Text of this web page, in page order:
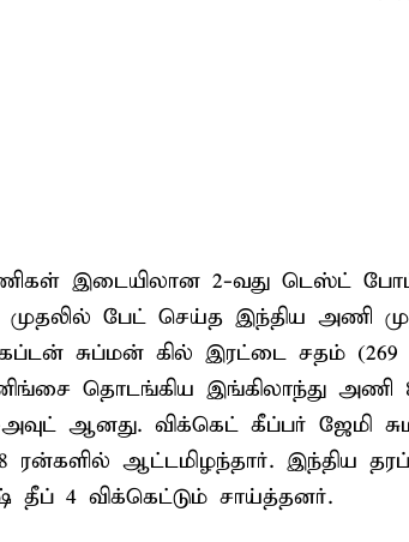
இடையிலான 2-வது டெஸ்ட்
முதலில் பேட் செய்த இந்திய அணி
சுப்மன் கில் இரட்டை சதம்
தொடங்கிய இங்கிலாந்து அணி
ஆனது. விக்கெட் கீப்பர் ஜேமி
ரன்களில் ஆட்டமிழந்தார். இந்திய
தீப் 4 விக்கெட்டும் சாய்த்தனர்.